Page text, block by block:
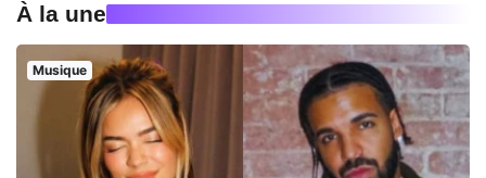
À la une
Musique